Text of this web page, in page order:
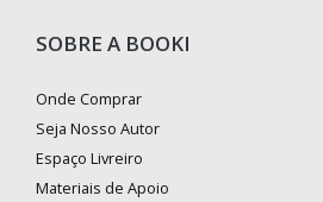
SOBRE A BOOKI
Onde Comprar
Seja Nosso Autor
Espaço Livreiro
Materiais de Apoio